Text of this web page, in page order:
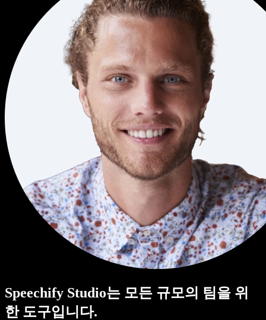
Speechify Studio는 모든 규모의 팀을 위
한 도구입니다.